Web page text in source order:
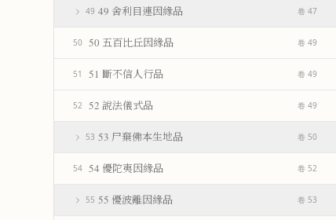
49 49 舍利目連因緣品 卷 47
50 50 五百比丘因緣品 卷 49
51 51 斷不信人行品 卷 49
52 52 說法儀式品 卷 49
53 53 尸棄佛本生地品 卷 50
54 54 優陀夷因緣品 卷 52
55 55 優波離因緣品 卷 53